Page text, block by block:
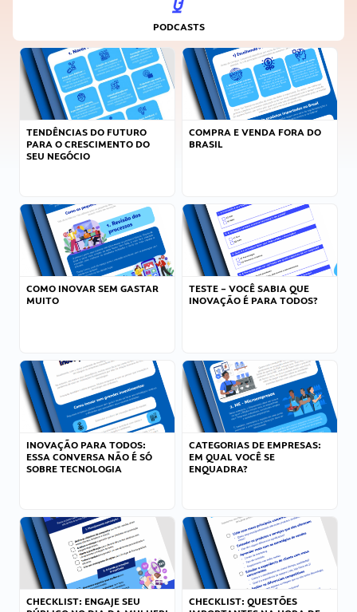
PODCASTS
TENDÊNCIAS DO FUTURO
PARA O CRESCIMENTO DO
SEU NEGÓCIO
COMPRA E VENDA FORA DO
BRASIL
COMO INOVAR SEM GASTAR
MUITO
TESTE – VOCÊ SABIA QUE
INOVAÇÃO É PARA TODOS?
INOVAÇÃO PARA TODOS:
ESSA CONVERSA NÃO É SÓ
SOBRE TECNOLOGIA
CATEGORIAS DE EMPRESAS:
EM QUAL VOCÊ SE
ENQUADRA?
CHECKLIST: ENGAJE SEU
CHECKLIST: QUESTÕES